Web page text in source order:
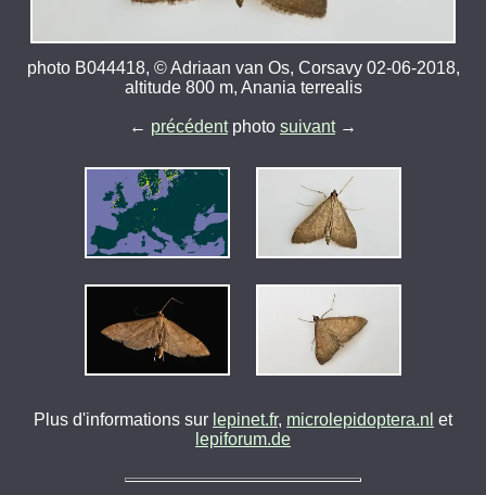
photo B044418, © Adriaan van Os, Corsavy 02-06-2018,
altitude 800 m, Anania terrealis
← précédentphoto suivant→
Plus d'informations sur lepinet.fr, microlepidoptera.nl et
lepiforum.de